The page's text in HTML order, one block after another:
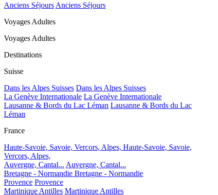
Anciens Séjours Anciens Séjours
Voyages Adultes
Voyages Adultes
Destinations
Suisse
Dans les Alpes Suisses Dans les Alpes Suisses
La Genève Internationale La Genève Internationale
Lausanne & Bords du Lac Léman Lausanne & Bords du Lac
Léman
France
Haute-Savoie, Savoie, Vercors, Alpes, Haute-Savoie, Savoie,
Vercors, Alpes,
Auvergne, Cantal... Auvergne, Cantal...
Bretagne - Normandie Bretagne - Normandie
Provence Provence
Martinique Antilles Martinique Antilles